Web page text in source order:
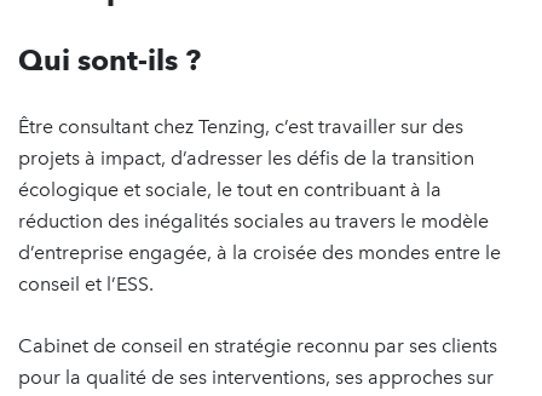
Qui sont-ils ?
Être consultant chez Tenzing, c’est travailler sur des
projets à impact, d’adresser les défis de la transition
écologique et sociale, le tout en contribuant à la
réduction des inégalités sociales au travers le modèle
d’entreprise engagée, à la croisée des mondes entre le
conseil et l’ESS.
Cabinet de conseil en stratégie reconnu par ses clients
pour la qualité de ses interventions, ses approches sur